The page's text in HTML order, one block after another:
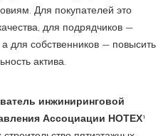
Для покупателей это
для подрядчиков —
для собственников — повысить
актива.
инжиниринговой
Ассоциации НОТЕХ¹